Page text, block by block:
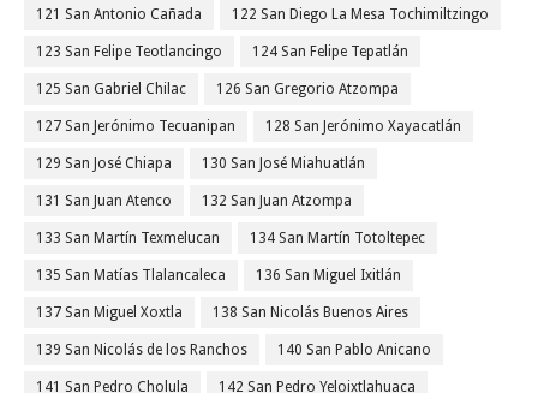
121 San Antonio Cañada 122 San Diego La Mesa Tochimiltzingo
123 San Felipe Teotlancingo 124 San Felipe Tepatlán
125 San Gabriel Chilac 126 San Gregorio Atzompa
127 San Jerónimo Tecuanipan 128 San Jerónimo Xayacatlán
129 San José Chiapa 130 San José Miahuatlán
131 San Juan Atenco 132 San Juan Atzompa
133 San Martín Texmelucan 134 San Martín Totoltepec
135 San Matías Tlalancaleca 136 San Miguel Ixitlán
137 San Miguel Xoxtla 138 San Nicolás Buenos Aires
139 San Nicolás de los Ranchos 140 San Pablo Anicano
141 San Pedro Cholula 142 San Pedro Yeloixtlahuaca